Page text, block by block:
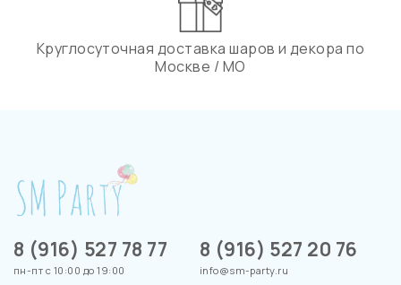
Круглосуточная доставка шаров и декора по
Москве / МО
8 (916) 527 78 77
пн-пт с 10:00 до 19:00
8 (916) 527 20 76
info@sm-party.ru